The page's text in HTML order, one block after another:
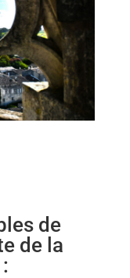
de
de la